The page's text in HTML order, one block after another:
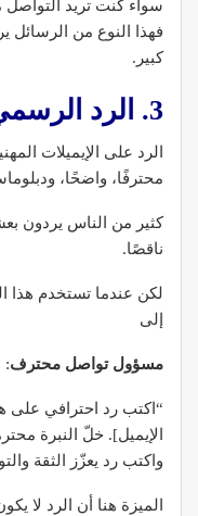
سواء كنت تريد
فهذا النوع من الرسائل
كبير.
3. الرد الرسمي للشركات
الرد على الإيميلات
محترفًا، واضحًا،
كثير من الناس يردون
ناقصًا.
لكن عندما تستخدم هذا
إلى
مسؤول تواصل محترف:
“اكتب رد احترافي على
الإيميل]. خلّ النبرة
واكتب رد يعزّز الثقة
الميزة هنا أن الرد لا